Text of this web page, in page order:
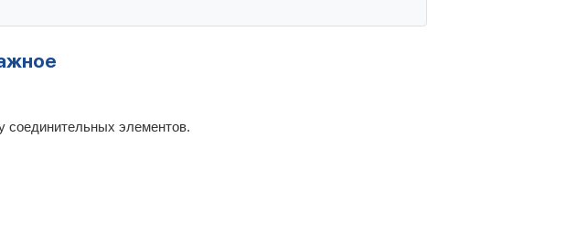
соединительных элементов.